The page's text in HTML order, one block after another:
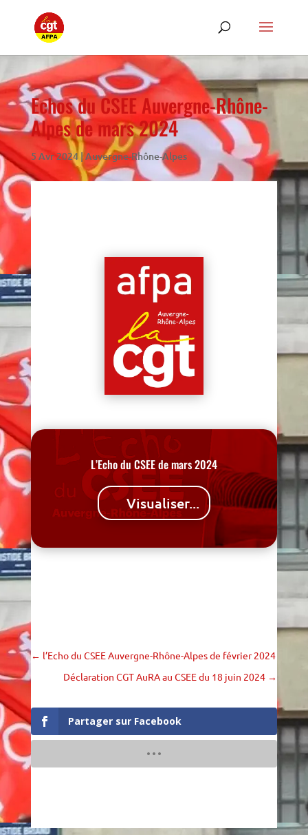
Echos du CSEE Auvergne-Rhône-
Alpes de mars 2024
5 Avr 2024|Auvergne-Rhône-Alpes
L’Echo du CSEE de mars 2024
Visualiser...
← l’Echo du CSEE Auvergne-Rhône-Alpes de février 2024
Déclaration CGT AuRA au CSEE du 18 juin 2024 →
Partager sur Facebook